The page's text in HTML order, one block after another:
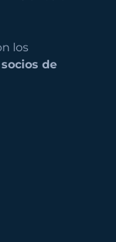
los
de